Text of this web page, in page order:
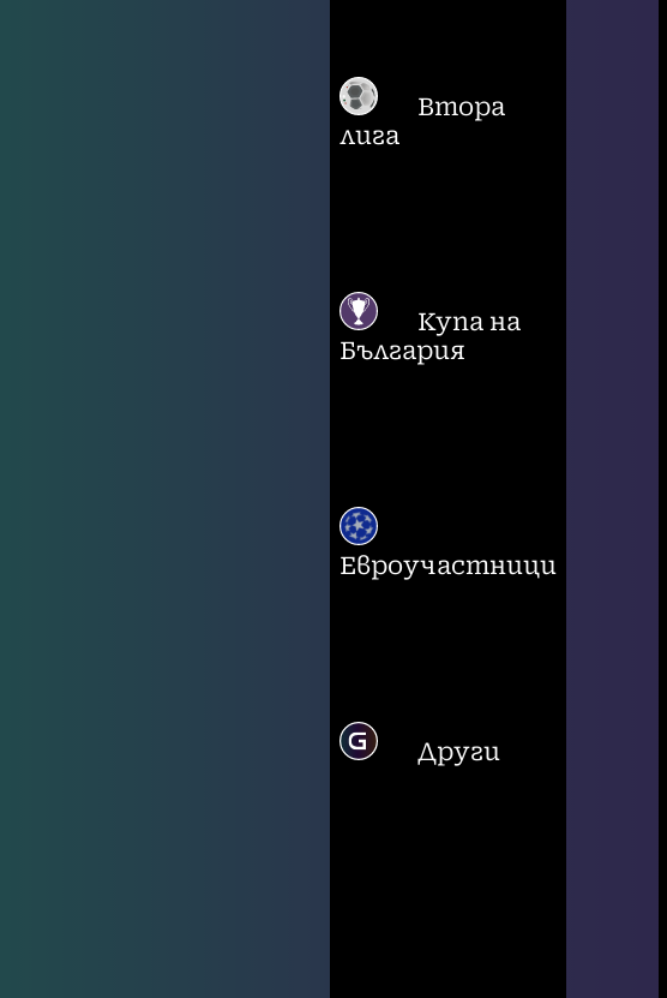
Втора
лига
Купа на
България
Евроучастници
Други